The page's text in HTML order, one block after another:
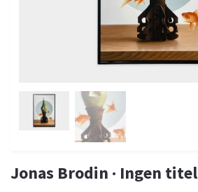
Jonas Brodin · Ingen titel